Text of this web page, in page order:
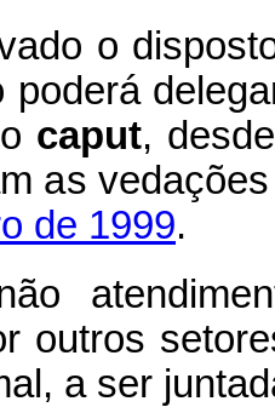
o
poderá
caput,
as
de 1999.
outros
a ser